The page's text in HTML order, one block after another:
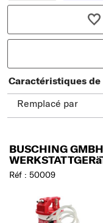
Caractéristiques
Remplacé par
BUSCHING
Réf : 50009